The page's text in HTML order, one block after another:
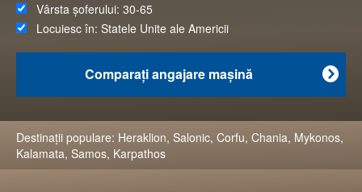
Vârsta șoferului: 30-65
Locuiesc în: Statele Unite ale Americii

Comparaţi angajare maşină
Destinaţii populare: Heraklion, Salonic, Corfu, Chania, Mykonos,
Kalamata, Samos, Karpathos